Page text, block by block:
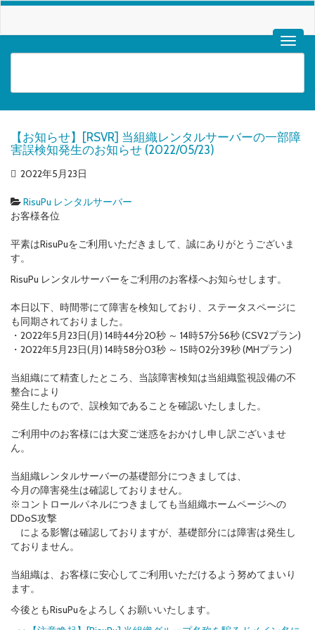
【お知らせ】[RSVR] 当組織レンタルサーバーの一部障
害誤検知発生のお知らせ (2022/05/23)
2022年5月23日
RisuPu レンタルサーバー
お客様各位
平素はRisuPuをご利用いただきまして、誠にありがとうございま
す。
RisuPu レンタルサーバーをご利用のお客様へお知らせします。
本日以下、時間帯にて障害を検知しており、ステータスページに
も同期されておりました。
・2022年5月23日(月) 14時44分20秒 ～ 14時57分56秒 (CSV2プラン)
・2022年5月23日(月) 14時58分03秒 ～ 15時02分39秒 (MHプラン)
当組織にて精査したところ、当該障害検知は当組織監視設備の不
整合により
発生したもので、誤検知であることを確認いたしました。
ご利用中のお客様には大変ご迷惑をおかけし申し訳ございませ
ん。
当組織レンタルサーバーの基礎部分につきましては、
今月の障害発生は確認しておりません。
※コントロールパネルにつきましても当組織ホームページへの
DDoS攻撃
による影響は確認しておりますが、基礎部分には障害は発生し
ておりません。
当組織は、お客様に安心してご利用いただけるよう努めてまいり
ます。
今後ともRisuPuをよろしくお願いいたします。